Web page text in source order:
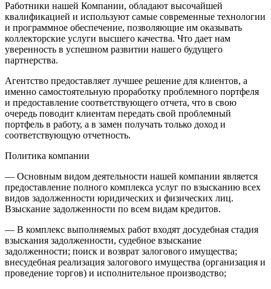
Работники нашей Компании, обладают высочайшей
квалификацией и используют самые современные технологии
и программное обеспечение, позволяющие им оказывать
коллекторские услуги высшего качества. Что дает нам
уверенность в успешном развитии нашего будущего
партнерства.
Агентство предоставляет лучшее решение для клиентов, а
именно самостоятельную проработку проблемного портфеля
и предоставление соответствующего отчета, что в свою
очередь поводит клиентам передать свой проблемный
портфель в работу, а в замен получать только доход и
соответствующую отчетность.
Политика компании
— Основным видом деятельности нашей компании является
предоставление полного комплекса услуг по взысканию всех
видов задолженности юридических и физических лиц.
Взыскание задолженности по всем видам кредитов.
— В комплекс выполняемых работ входят досудебная стадия
взыскания задолженности, судебное взыскание
задолженности; поиск и возврат залогового имущества;
внесудебная реализация залогового имущества (организация и
проведение торгов) и исполнительное производство;